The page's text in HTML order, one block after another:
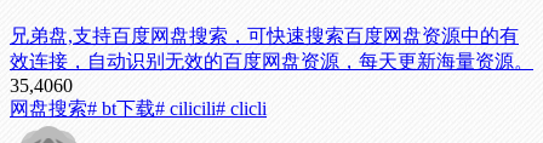
兄弟盘,支持百度网盘搜索，可快速搜索百度网盘资源中的有
效连接，自动识别无效的百度网盘资源，每天更新海量资源。
35,4060
网盘搜索# bt下载# cilicili# clicli